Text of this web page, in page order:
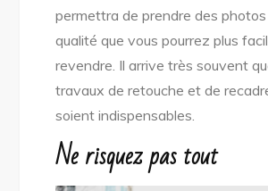
permettra de prendre des
qualité que vous pourrez plus
revendre. Il arrive très souvent
travaux de retouche et de
soient indispensables.
Ne risquez pas tout